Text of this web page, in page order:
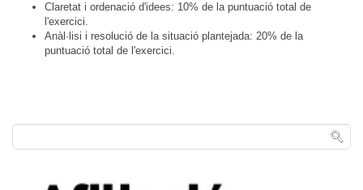
Claretat i ordenació d'idees: 10% de la puntuació total de
l'exercici.
Anàl·lisi i resolució de la situació plantejada: 20% de la
puntuació total de l'exercici.